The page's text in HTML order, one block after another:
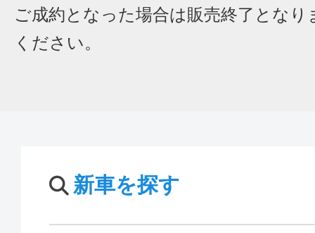
ご成約となった場合は販売終了となり
ください。
新車を探す